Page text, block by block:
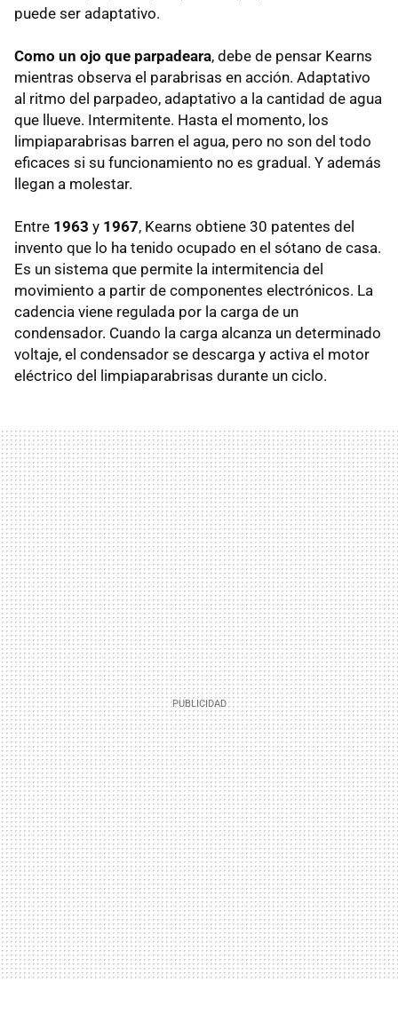
puede ser adaptativo.
Como un ojo que parpadeara, debe de pensar Kearns
mientras observa el parabrisas en acción. Adaptativo
al ritmo del parpadeo, adaptativo a la cantidad de agua
que llueve. Intermitente. Hasta el momento, los
limpiaparabrisas barren el agua, pero no son del todo
eficaces si su funcionamiento no es gradual. Y además
llegan a molestar.
Entre 1963 y 1967, Kearns obtiene 30 patentes del
invento que lo ha tenido ocupado en el sótano de casa.
Es un sistema que permite la intermitencia del
movimiento a partir de componentes electrónicos. La
cadencia viene regulada por la carga de un
condensador. Cuando la carga alcanza un determinado
voltaje, el condensador se descarga y activa el motor
eléctrico del limpiaparabrisas durante un ciclo.